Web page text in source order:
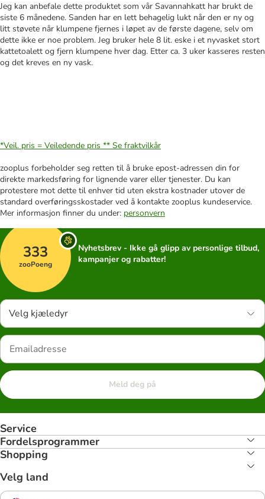
Jeg kan anbefale dette produktet som vår Savannahkatt har brukt de
siste 6 månedene. Sanden har en lett behagelig lukt når den er ny og
litt støvete når klumpene fjernes i løpet av de første dagene, selv om
dette ikke er noe problem. Jeg bruker hele 8 lit. eske i et nyvasket stort
kattetoalett og fjern klumpene hver dag. Etter ca. 3 uker kasseres resten
og det kreves en ny vask.
*Veil. pris = Veiledende pris ** Se fraktvilkår
zooplus forbeholder seg retten til å bruke epost-adressen din for
direkte markedsføring for lignende varer eller tjenester. Du kan
protestere mot dette til enhver tid uten ekstra kostnader utover de
standard overføringsskostader ved å kontakte zooplus kundeservice.
Mer informasjon finner du under: personvern
333
zooPoeng
Nyhetsbrev - Ikke gå glipp av personlige tilbud,
kampanjer og rabatter!
Velg kjæledyr
Meld deg på
Service
Fordelsprogrammer
Shopping
Velg land